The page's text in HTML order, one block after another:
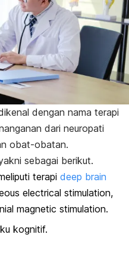
dengan nama terapi
dari neuropati
obat-obatan.
sebagai berikut.
terapi deep brain
electrical stimulation,
magnetic stimulation.
kognitif.